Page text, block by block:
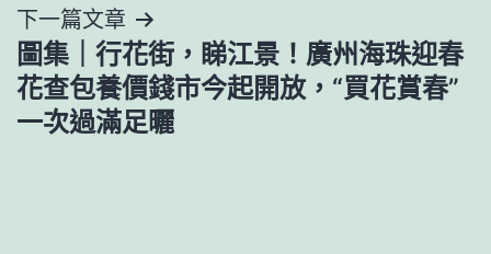
覽
下一篇文章
圖集｜行花街，睇江景！廣州海珠迎春
花查包養價錢市今起開放，“買花賞春”
一次過滿足曬